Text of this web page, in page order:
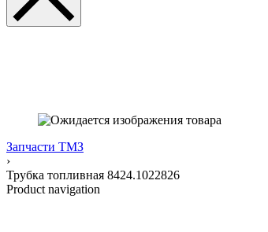
Запчасти ТМЗ
›
Трубка топливная 8424.1022826
Product navigation